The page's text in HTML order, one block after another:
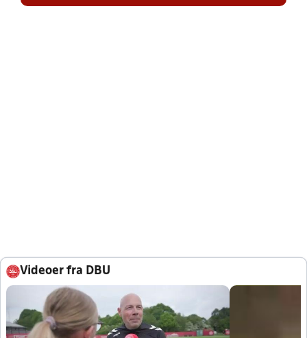
Videoer fra DBU